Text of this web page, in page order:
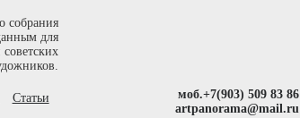
собрания
для
Статьи
моб.+7(903) 509 83 86
artpanorama@mail.ru